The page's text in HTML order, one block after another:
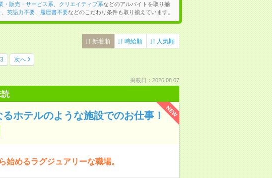
・販売・サービス系 クリエイティブ系などのアルバイトを取り揃
英語力不要、 履歴書不要などのこだわり条件も取り揃えています。
新着順 時給順 人気順
3 次へ
掲載日：2026.08.07
読
NEW
ホテルのような施設でのお仕事！
めるラグジュアリーな職場。